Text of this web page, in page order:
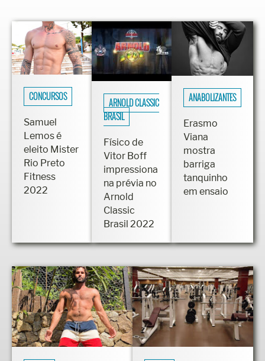
CONCURSOS
Samuel
Lemos é
eleito Mister
Rio Preto
Fitness
2022
ARNOLD CLASSIC
BRASIL
Físico de
Vitor Boff
impressiona
na prévia no
Arnold
Classic
Brasil 2022
ANABOLIZANTES
Erasmo
Viana
mostra
barriga
tanquinho
em ensaio